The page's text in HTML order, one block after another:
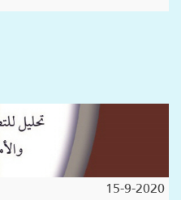
15-9-2020